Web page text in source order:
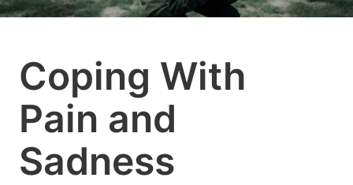
Coping With
Pain and
Sadness